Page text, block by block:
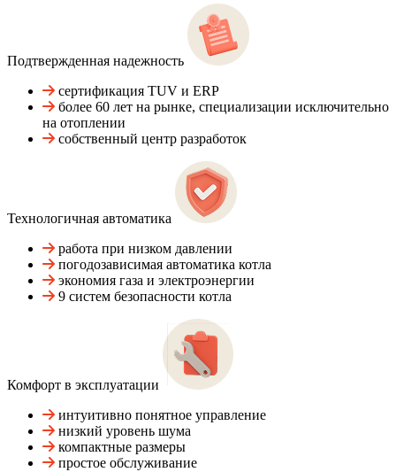
Подтвержденная надежность
сертификация TUV и ERP
более 60 лет на рынке, специализации исключительно
на отоплении
собственный центр разработок
Технологичная автоматика
работа при низком давлении
погодозависимая автоматика котла
экономия газа и электроэнергии
9 систем безопасности котла
Комфорт в эксплуатации
интуитивно понятное управление
низкий уровень шума
компактные размеры
простое обслуживание